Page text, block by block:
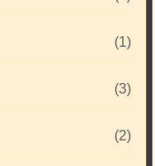
(1)
(3)
(2)